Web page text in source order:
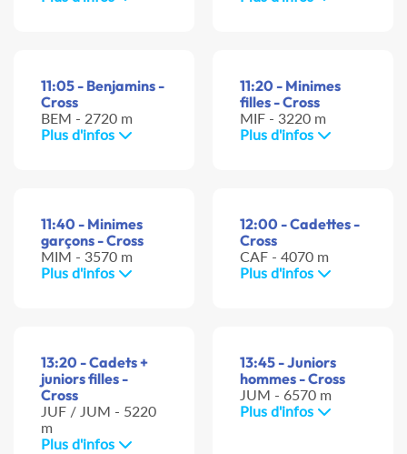
11:05 - Benjamins -
Cross
BEM - 2720 m
Plus d'infos
11:20 - Minimes
filles - Cross
MIF - 3220 m
Plus d'infos
11:40 - Minimes
garçons - Cross
MIM - 3570 m
Plus d'infos
12:00 - Cadettes -
Cross
CAF - 4070 m
Plus d'infos
13:20 - Cadets +
juniors filles -
Cross
JUF / JUM - 5220
m
Plus d'infos
13:45 - Juniors
hommes - Cross
JUM - 6570 m
Plus d'infos